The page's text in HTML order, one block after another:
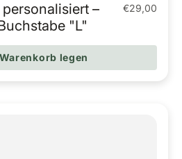
–
"L"
€29,00
legen